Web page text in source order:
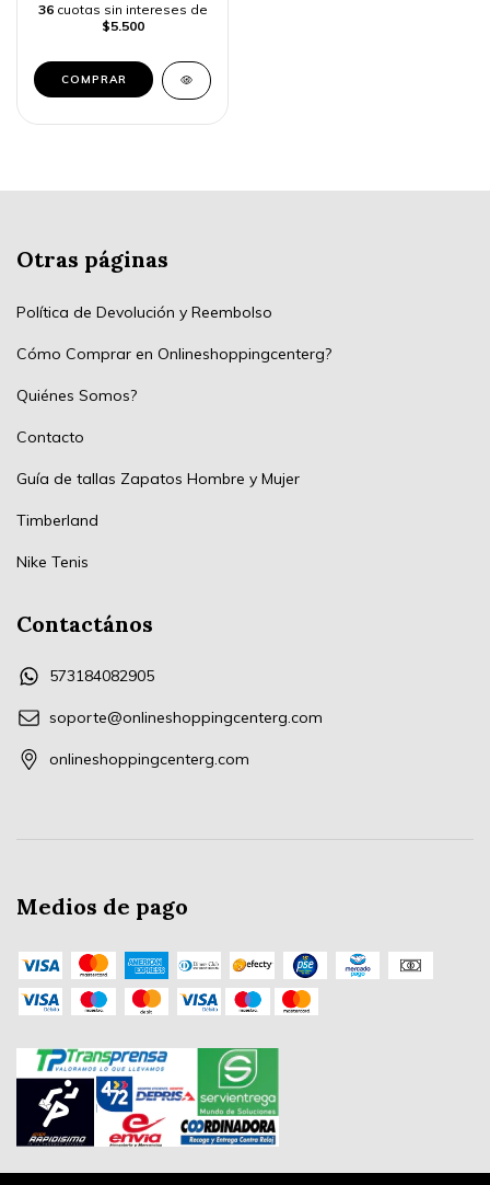
36 cuotas sin intereses de
$5.500
COMPRAR
Otras páginas
Política de Devolución y Reembolso
Cómo Comprar en Onlineshoppingcenterg?
Quiénes Somos?
Contacto
Guía de tallas Zapatos Hombre y Mujer
Timberland
Nike Tenis
Contactános
573184082905
soporte@onlineshoppingcenterg.com
onlineshoppingcenterg.com
Medios de pago